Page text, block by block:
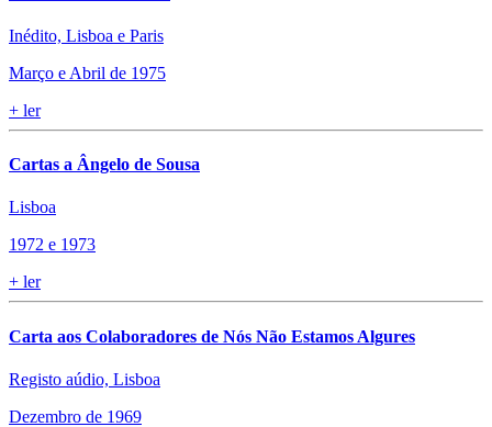
Inédito, Lisboa e Paris
Março e Abril de 1975
+ ler
Cartas a Ângelo de Sousa
Lisboa
1972 e 1973
+ ler
Carta aos Colaboradores de Nós Não Estamos Algures
Registo aúdio, Lisboa
Dezembro de 1969